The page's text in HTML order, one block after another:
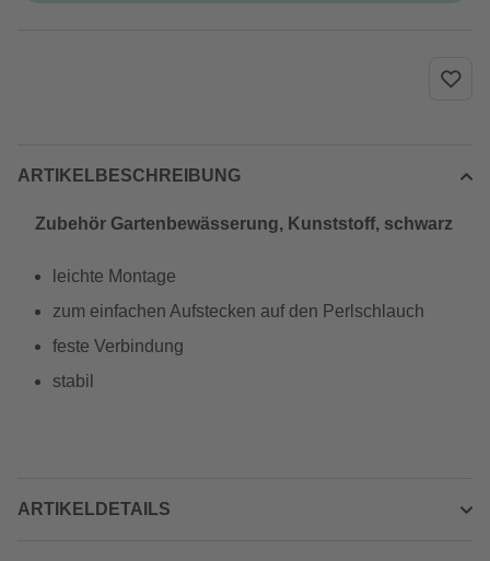
ARTIKELBESCHREIBUNG
Zubehör Gartenbewässerung, Kunststoff, schwarz
leichte Montage
zum einfachen Aufstecken auf den Perlschlauch
feste Verbindung
stabil
ARTIKELDETAILS